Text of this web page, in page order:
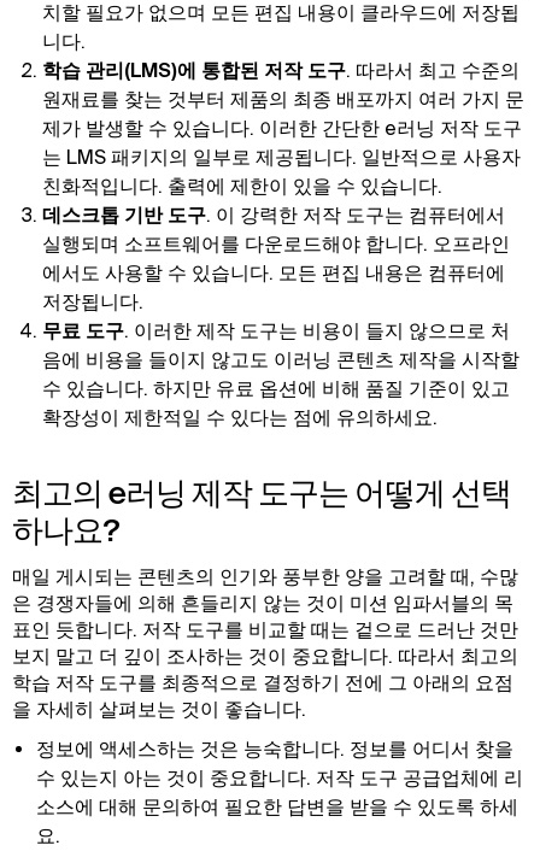
치할 필요가 없으며 모든 편집 내용이 클라우드에 저장됩
니다.
학습 관리(LMS)에 통합된 저작 도구. 따라서 최고 수준의
원재료를 찾는 것부터 제품의 최종 배포까지 여러 가지 문
제가 발생할 수 있습니다. 이러한 간단한 e러닝 저작 도구
는 LMS 패키지의 일부로 제공됩니다. 일반적으로 사용자
친화적입니다. 출력에 제한이 있을 수 있습니다.
데스크톱 기반 도구. 이 강력한 저작 도구는 컴퓨터에서
실행되며 소프트웨어를 다운로드해야 합니다. 오프라인
에서도 사용할 수 있습니다. 모든 편집 내용은 컴퓨터에
저장됩니다.
무료 도구. 이러한 제작 도구는 비용이 들지 않으므로 처
음에 비용을 들이지 않고도 이러닝 콘텐츠 제작을 시작할
수 있습니다. 하지만 유료 옵션에 비해 품질 기준이 있고
확장성이 제한적일 수 있다는 점에 유의하세요.
최고의 e러닝 제작 도구는 어떻게 선택
하나요?
매일 게시되는 콘텐츠의 인기와 풍부한 양을 고려할 때, 수많
은 경쟁자들에 의해 흔들리지 않는 것이 미션 임파서블의 목
표인 듯합니다. 저작 도구를 비교할 때는 겉으로 드러난 것만
보지 말고 더 깊이 조사하는 것이 중요합니다. 따라서 최고의
학습 저작 도구를 최종적으로 결정하기 전에 그 아래의 요점
을 자세히 살펴보는 것이 좋습니다.
정보에 액세스하는 것은 능숙합니다. 정보를 어디서 찾을
수 있는지 아는 것이 중요합니다. 저작 도구 공급업체에 리
소스에 대해 문의하여 필요한 답변을 받을 수 있도록 하세
요.